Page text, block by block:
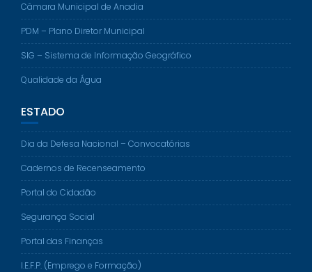
Câmara Municipal de Anadia
PDM – Plano Diretor Municipal
SIG – Sistema de Informação Geográfico
Qualidade da Água
ESTADO
Dia da Defesa Nacional – Convocatórias
Cadernos de Recenseamento
Portal do Cidadão
Segurança Social
Portal das Finanças
I.E.F.P. (Emprego e Formação)